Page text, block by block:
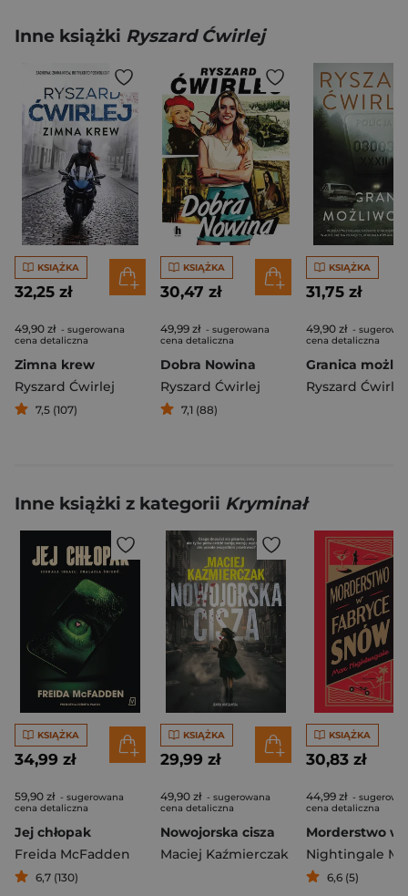
Inne książki Ryszard Ćwirlej
KSIĄŻKA
32,25 zł
49,90 zł - sugerowana
cena detaliczna
Zimna krew
Ryszard Ćwirlej
7,5 (107)
KSIĄŻKA
30,47 zł
49,99 zł - sugerowana
cena detaliczna
Dobra Nowina
Ryszard Ćwirlej
7,1 (88)
KSIĄŻKA
31,75 zł
49,90 zł -
cena detaliczna
Granica
Ryszard Ćwirlej
Inne książki z kategorii Kryminał
KSIĄŻKA
34,99 zł
59,90 zł - sugerowana
cena detaliczna
Jej chłopak
Freida McFadden
6,7 (130)
KSIĄŻKA
29,99 zł
49,90 zł - sugerowana
cena detaliczna
Nowojorska cisza
Maciej Kaźmierczak
KSIĄŻKA
30,83 zł
44,99 zł -
cena detaliczna
Nightingale
6,6 (5)